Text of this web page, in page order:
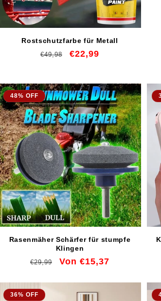
Rostschutzfarbe für Metall
Normaler
€49,98 Verkaufspreis
€22,99
48% OFF
Rasenmäher Schärfer für stumpfe
Klingen
Normaler
€29,99 Verkaufspreis
Von €15,37
36% OFF